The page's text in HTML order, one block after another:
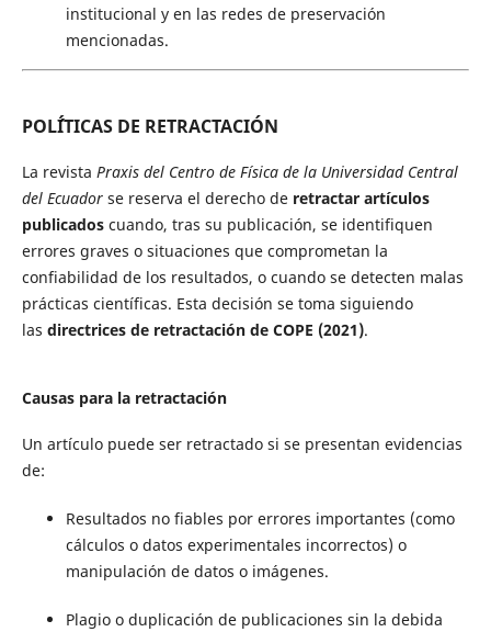
institucional y en las redes de preservación
mencionadas.
POL´ÍTICAS DE RETRACTACIÓN
La revista Praxis del Centro de Física de la Universidad Central
del Ecuadorse reserva el derecho de retractar artículos
publicadoscuando, tras su publicación, se identifiquen
errores graves o situaciones que comprometan la
confiabilidad de los resultados, o cuando se detecten malas
prácticas científicas. Esta decisión se toma siguiendo
las directrices de retractación de COPE (2021).
Causas para la retractación
Un artículo puede ser retractado si se presentan evidencias
de:
Resultados no fiables por errores importantes (como
cálculos o datos experimentales incorrectos) o
manipulación de datos o imágenes.
Plagio o duplicación de publicaciones sin la debida